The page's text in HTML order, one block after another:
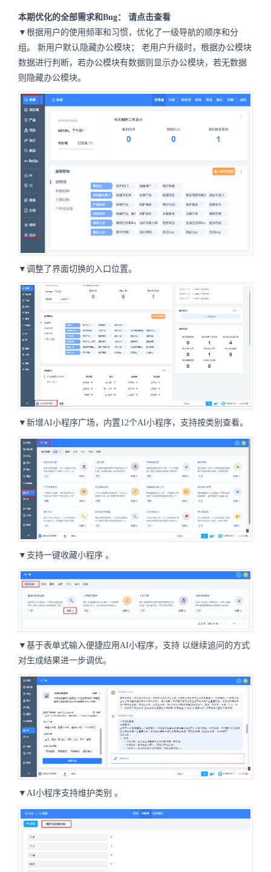
本期优化的全部需求和Bug： 请点击查看
▼根据用户的使用频率和习惯，优化了一级导航的顺序和分
组。 新用户默认隐藏办公模块；
老用户升级时，根据办公模块
数据进行判断，若办公模块有数据则显示办公模块，若无数据
则隐藏办公模块。
▼调整了界面切换的入口位置。
▼新增AI小程序广场，内置12个AI小程序，支持按类别查看。
▼支持一键收藏小程序 。
▼基于表单式输入便捷应用AI小程序，支持 以继续追问的方式
对生成结果进一步调优。
▼AI小程序支持维护类别 。